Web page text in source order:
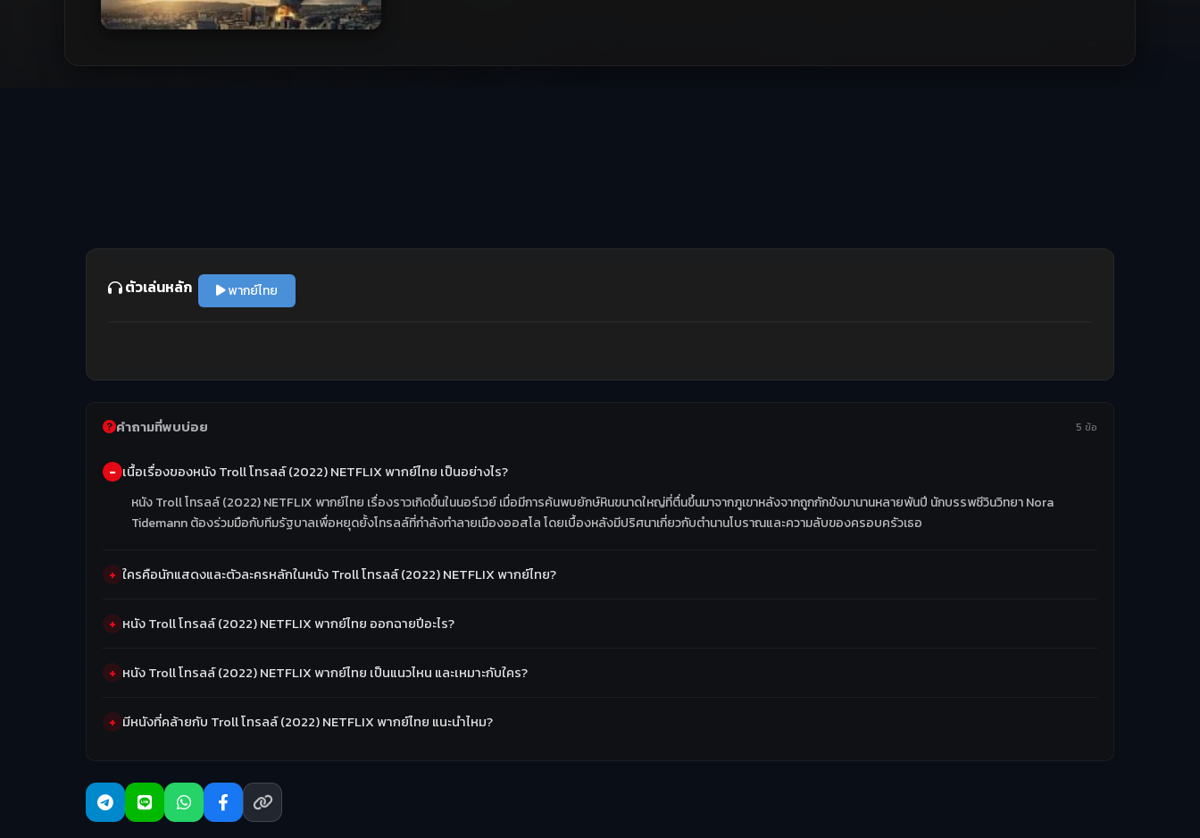
ตัวเล่นหลัก พากย์ไทย
คำถามที่พบบ่อย 5 ข้อ
เนื้อเรื่องของหนัง Troll โทรลล์ (2022) NETFLIX พากย์ไทย เป็นอย่างไร?
หนัง Troll โทรลล์ (2022) NETFLIX พากย์ไทย เรื่องราวเกิดขึ้นในนอร์เวย์ เมื่อมีการค้นพบยักษ์หินขนาดใหญ่ที่ตื่นขึ้นมาจากภูเขาหลังจากถูกกักขังมานานหลายพันปี นักบรรพชีวินวิทยา Nora
Tidemann ต้องร่วมมือกับทีมรัฐบาลเพื่อหยุดยั้งโทรลล์ที่กำลังทำลายเมืองออสโล โดยเบื้องหลังมีปริศนาเกี่ยวกับตำนานโบราณและความลับของครอบครัวเธอ
ใครคือนักแสดงและตัวละครหลักในหนัง Troll โทรลล์ (2022) NETFLIX พากย์ไทย?
หนัง Troll โทรลล์ (2022) NETFLIX พากย์ไทย ออกฉายปีอะไร?
หนัง Troll โทรลล์ (2022) NETFLIX พากย์ไทย เป็นแนวไหน และเหมาะกับใคร?
มีหนังที่คล้ายกับ Troll โทรลล์ (2022) NETFLIX พากย์ไทย แนะนำไหม?